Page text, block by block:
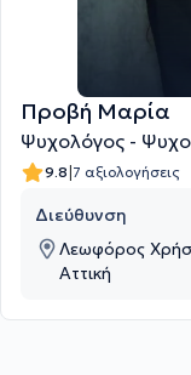
Προβή Μαρία
Ψυχολόγος -
9.8|7 αξιολογήσεις
Διεύθυνση
Λεωφόρος
Αττική